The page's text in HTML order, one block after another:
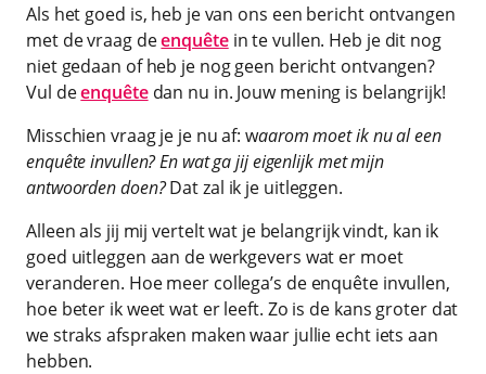
Als het goed is, heb je van ons een bericht ontvangen
met de vraag deenquêtein te vullen. Heb je dit nog
niet gedaan of heb je nog geen bericht ontvangen?
Vul deenquêtedan nu in. Jouw mening is belangrijk!
Misschien vraag je je nu af: waarom moet ik nu al een
enquête invullen? En wat ga jij eigenlijk met mijn
antwoorden doen?Dat zal ik je uitleggen.
Alleen als jij mij vertelt wat je belangrijk vindt, kan ik
goed uitleggen aan de werkgevers wat er moet
veranderen. Hoe meer collega’s de enquête invullen,
hoe beter ik weet wat er leeft. Zo is de kans groter dat
we straks afspraken maken waar jullie echt iets aan
hebben.